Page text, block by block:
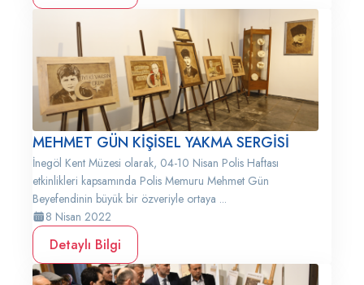
MEHMET GÜN KİŞİSEL YAKMA SERGİSİ
İnegöl Kent Müzesi olarak, 04-10 Nisan Polis Haftası
etkinlikleri kapsamında Polis Memuru Mehmet Gün
Beyefendinin büyük bir özveriyle ortaya ...
8 Nisan 2022
Detaylı Bilgi